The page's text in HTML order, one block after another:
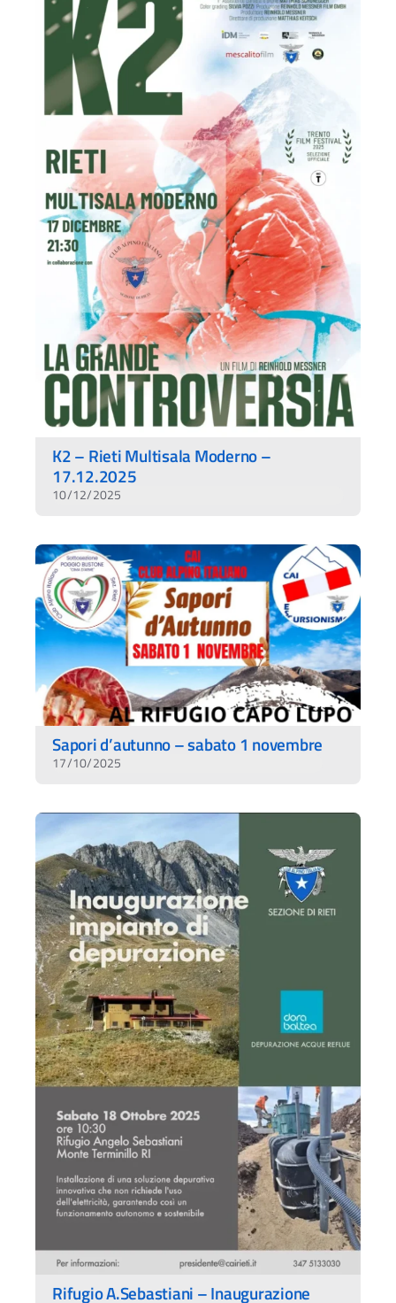
K2 – Rieti Multisala Moderno –
17.12.2025
10/12/2025
Sapori d’autunno – sabato 1 novembre
17/10/2025
Rifugio A.Sebastiani – Inaugurazione